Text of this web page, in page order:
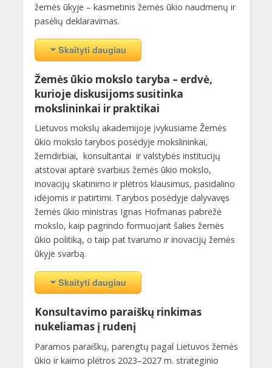
žemės ūkyje – kasmetinis žemės ūkio naudmenų ir
pasėlių deklaravimas.
Skaityti daugiau
Žemės ūkio mokslo taryba – erdvė,
kurioje diskusijoms susitinka
mokslininkai ir praktikai
Lietuvos mokslų akademijoje įvykusiame Žemės
ūkio mokslo tarybos posėdyje mokslininkai,
žemdirbiai, konsultantai ir valstybės institucijų
atstovai aptarė svarbius žemės ūkio mokslo,
inovacijų skatinimo ir plėtros klausimus, pasidalino
idėjomis ir patirtimi. Tarybos posėdyje dalyvavęs
žemės ūkio ministras Ignas Hofmanas pabrėžė
mokslo, kaip pagrindo formuojant šalies žemės
ūkio politiką, o taip pat tvarumo ir inovacijų žemės
ūkyje svarbą.
Skaityti daugiau
Konsultavimo paraiškų rinkimas
nukeliamas į rudenį
Paramos paraiškų, parengtų pagal Lietuvos žemės
ūkio ir kaimo plėtros 2023–2027 m. strateginio